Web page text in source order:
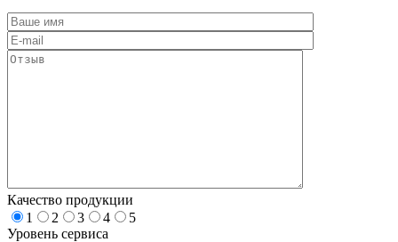
Качество продукции
1
2 3 4
5
Уровень сервиса